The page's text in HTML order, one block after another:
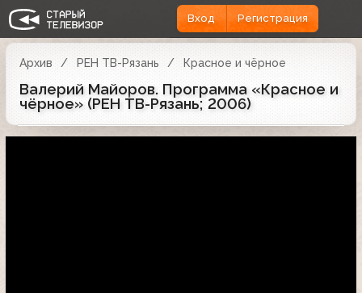
Вход Регистрация
Архив РЕН ТВ-Рязань Красное и чёрное
Валерий Майоров. Программа «Красное и
чёрное» (РЕН ТВ-Рязань; 2006)